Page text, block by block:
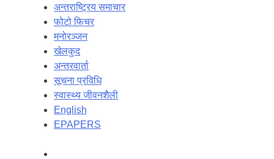
अन्तराष्ट्रिय समाचार
फोटो फिचर
मनोरञ्जन
खेलकुद
अन्तरवार्ता
सूचना प्रविधि
स्वास्थ्य जीवनशैली
English
EPAPERS